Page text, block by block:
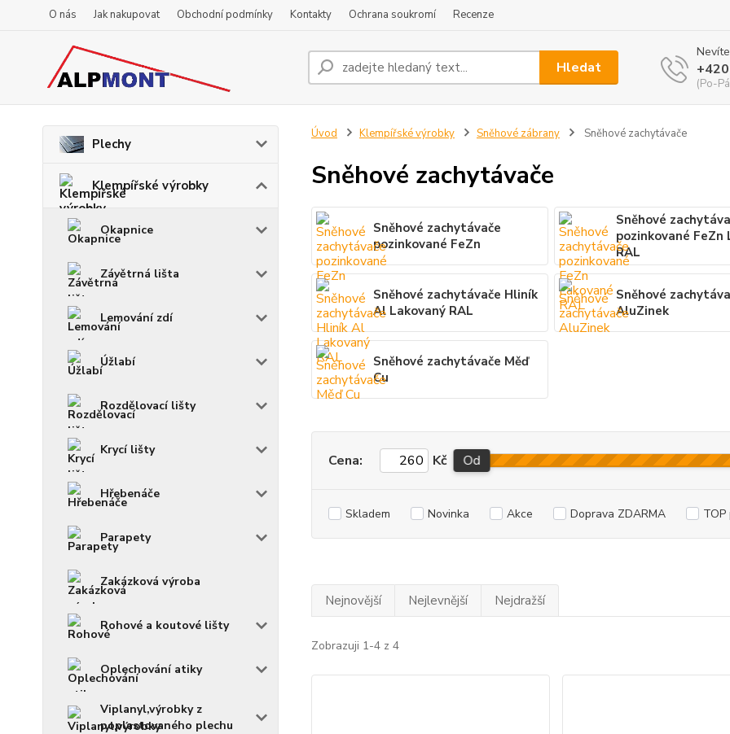
O nás Jak nakupovat Obchodní podmínky Kontakty Ochrana soukromí Recenze
Hledat
(Po-
Plechy
Klempířské výrobky
Okapnice
Závětrná lišta
Lemování zdí
Úžlabí
Rozdělovací lišty
Krycí lišty
Hřebenáče
Parapety
Zakázková výroba
Rohové a koutové lišty
Oplechování atiky
Viplanyl,výrobky z
poplastovaného plechu
Úvod Klempířské výrobky Sněhové zábrany Sněhové zachytávače
Sněhové zachytávače
Sněhové zachytávače
pozinkované FeZn
Sněhové
pozinkované FeZn
RAL
Sněhové zachytávače Hliník
Al Lakovaný RAL
Sněhové
AluZinek
Sněhové zachytávače Měď
Cu
Cena: Kč Od
Skladem Novinka Akce Doprava ZDARMA
Nejnovější Nejlevnější Nejdražší
Zobrazuji 1-4 z 4